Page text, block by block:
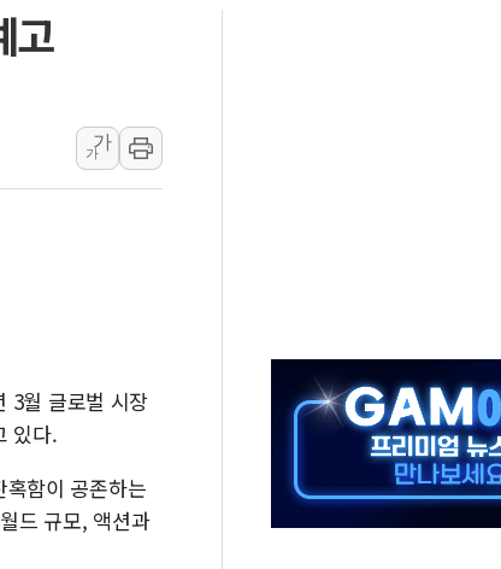
리콘밸리서 젠슨 황 재회…로봇·AI 데이터센터·모빌리티 구체화
전 특징주...모더나·아이온큐·도어대시↑ VS 샌디스크·피그마·
뷰, 미 주가선물 AI주 차익실현 속 혼조세...웨스턴디지털·샌디스크
단거리 탄도미사일 발사에 긴급 안보 점검회의
최고…美 고용 둔화·호르무즈 재개방 기대에 강세
공장서 화재 1명 중상…대응 1단계 진압 중
고
가
가
3월 글로벌 시장
있다.
함이 공존하는
드 규모, 액션과